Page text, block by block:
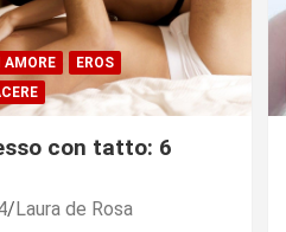
AMORE
EROS
con tatto: 6
Laura de Rosa